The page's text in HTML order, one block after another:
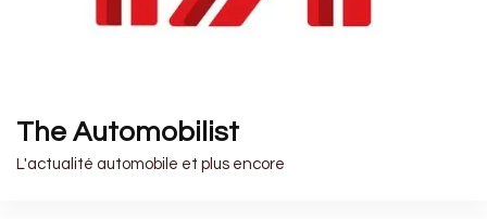
The Automobilist
L'actualité automobile et plus encore